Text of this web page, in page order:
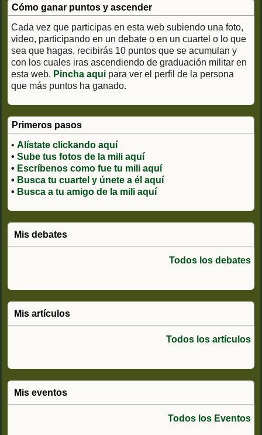
Cómo ganar puntos y ascender
Cada vez que participas en esta web subiendo una foto,
video, participando en un debate o en un cuartel o lo que
sea que hagas, recibirás 10 puntos que se acumulan y
con los cuales iras ascendiendo de graduación militar en
esta web. Pincha aqui para ver el perfil de la persona
que más puntos ha ganado.
Primeros pasos
• Alístate clickando aquí
• Sube tus fotos de la mili aquí
• Escríbenos como fue tu mili aquí
• Busca tu cuartel y únete a él aquí
• Busca a tu amigo de la mili aquí
Mis debates
Todos los debates
Mis artículos
Todos los artículos
Mis eventos
Todos los Eventos